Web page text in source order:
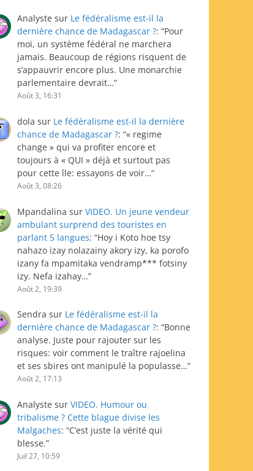
Analyste sur Le fédéralisme est-il la
dernière chance de Madagascar ?: “Pour
moi, un système fédéral ne marchera
jamais. Beaucoup de régions risquent de
s’appauvrir encore plus. Une monarchie
parlementaire devrait…”
Août 3, 16:31
dola sur Le fédéralisme est-il la dernière
chance de Madagascar ?: “« regime
change » qui va profiter encore et
toujours à « QUI » déjà et surtout pas
pour cette île: essayons de voir…”
Août 3, 08:26
Mpandalina sur VIDEO. Un jeune vendeur
ambulant surprend des touristes en
parlant 5 langues: “Hoy i Koto hoe tsy
nahazo izay nolazainy akory izy, ka porofo
izany fa mpamitaka vendramp*** fotsiny
izy. Nefa izahay…”
Août 2, 19:39
Sendra sur Le fédéralisme est-il la
dernière chance de Madagascar ?: “Bonne
analyse. Juste pour rajouter sur les
risques: voir comment le traître rajoelina
et ses sbires ont manipulé la populasse…”
Août 2, 17:13
Analyste sur VIDEO. Humour ou
tribalisme ? Cette blague divise les
Malgaches: “C’est juste la vérité qui
blesse.”
Juil 27, 10:59